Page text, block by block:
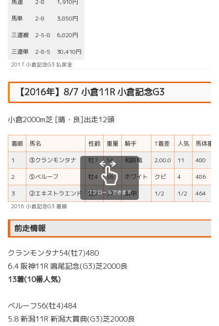
馬連
2-8
1,910円
馬単
2-8
3,850円
三連複
2-5-8
6,820円
三連単
2-8-5 30,410円
2017 小倉記念G3 払戻金
【2016年】8/7 小倉11R 小倉記念G3
小倉2000m芝 [晴・良]出走12頭
着順 馬名 性齢 重量 騎手 T着差 人気
馬体重
1
③クランモンタナ 牡7 54 和田竜 2.00.0 11
480
2
⑤ベルーフ 牡4 56 ホワイト クビ 4
486
3
②エキストラエンド 牡7 57 浜中 1/2 1/2 464
スクロールできます
2016 小倉記念G3 着順
前走情報
クランモンタナ54(牡7)480
6.4 阪神11R 鳴尾記念(G3)芝2000良
13着(10番人気)
ベルーフ56(牡4)484
5.8 新潟11R 新潟大賞典(G3)芝2000良